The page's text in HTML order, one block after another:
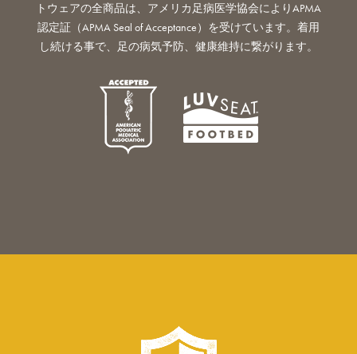
トウェアの全商品は、アメリカ足病医学協会によりAPMA
認定証（APMA Seal of Acceptance）を受けています。着用
し続ける事で、足の病気予防、健康維持に繋がります。